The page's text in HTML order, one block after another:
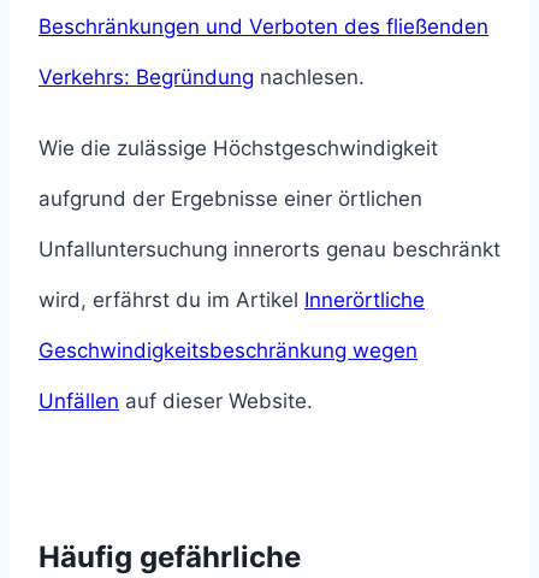
Beschränkungen und Verboten des fließenden
Verkehrs: Begründung nachlesen.
Wie die zulässige Höchstgeschwindigkeit
aufgrund der Ergebnisse einer örtlichen
Unfalluntersuchung innerorts genau beschränkt
wird, erfährst du im Artikel Innerörtliche
Geschwindigkeitsbeschränkung wegen
Unfällen auf dieser Website.
Häufig gefährliche